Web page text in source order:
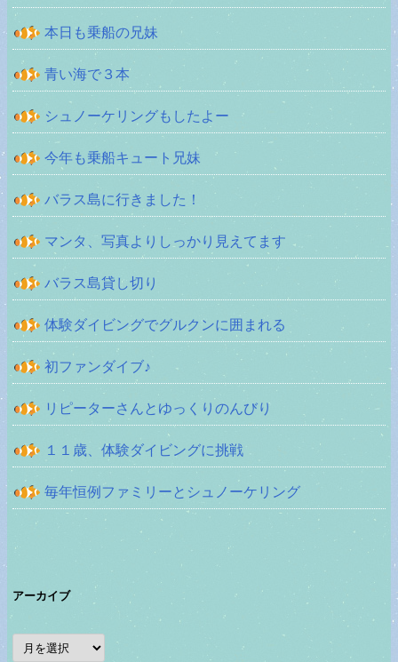
本日も乗船の兄妹
青い海で３本
シュノーケリングもしたよー
今年も乗船キュート兄妹
バラス島に行きました！
マンタ、写真よりしっかり見えてます
バラス島貸し切り
体験ダイビングでグルクンに囲まれる
初ファンダイブ♪
リピーターさんとゆっくりのんびり
１１歳、体験ダイビングに挑戦
毎年恒例ファミリーとシュノーケリング
アーカイブ
ア
ー